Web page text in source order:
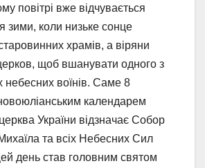
повітрі вже відчувається
зими, коли низьке сонце
храмів, а віряни
щоб вшанувати одного з
небесних воїнів. Саме 8
календарем
України відзначає Собор
та всіх Небесних Сил
день став головним святом